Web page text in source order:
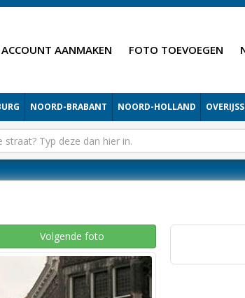
ACCOUNT AANMAKEN FOTO TOEVOEGEN
NOORD-BRABANT NOORD-HOLLAND
Volgende foto